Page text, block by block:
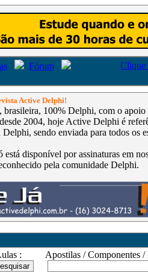
Fórum
Clique
Active Delphi!
100% Delphi, com o apoio
2004, hoje Active Delphi é
sendo enviada para todos os
disponível por assinaturas em
pela comunidade Delphi.
:
Apostilas / Componentes /